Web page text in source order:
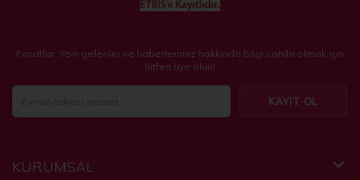
Fırsatlar, Yeni gelenler ve haberlerimiz hakkında bilgi sahibi olmak için
lütfen üye olun!
KAYIT OL
KURUMSAL